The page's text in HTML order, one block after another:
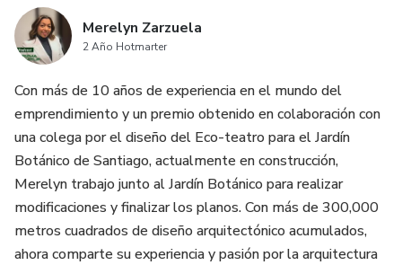
Trabajaremos temas como digitalización de negocio,
creación de ofertas, venta de soluciones, membresías,
contenido orgánico, seguimiento de prospectos y
estructura digital.
Este acompañamiento es exclusivo para alumnos actuales
y tiene un precio simbólico de **$27 dólares mensuales**.
Si tienes una idea, producto, servicio o negocio con
potencial, pero necesitas dirección para avanzar, este
espacio es para ti.
Merelyn Zarzuela
2 Año Hotmarter
Con más de 10 años de experiencia en el mundo del
emprendimiento y un premio obtenido en colaboración con
una colega por el diseño del Eco-teatro para el Jardín
Botánico de Santiago, actualmente en construcción,
Merelyn trabajo junto al Jardín Botánico para realizar
modificaciones y finalizar los planos. Con más de 300,000
metros cuadrados de diseño arquitectónico acumulados,
ahora comparte su experiencia y pasión por la arquitectura